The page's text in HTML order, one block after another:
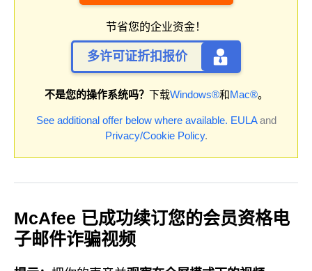
节省您的企业资金！
多许可证折扣报价
不是您的操作系统吗？ 下载Windows®和Mac®。
See additional offer below where available. EULAand
Privacy/Cookie Policy.
McAfee 已成功续订您的会员资格电
子邮件诈骗视频